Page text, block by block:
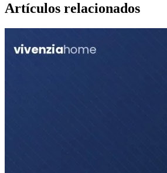
Artículos relacionados